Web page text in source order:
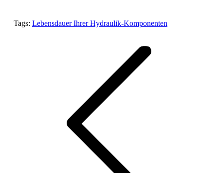
Tags: Lebensdauer Ihrer Hydraulik-Komponenten